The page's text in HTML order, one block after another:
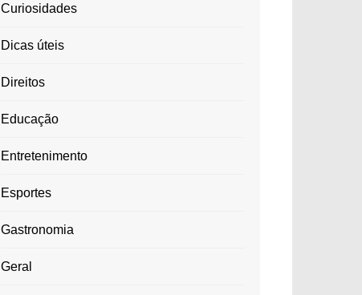
Curiosidades
Dicas úteis
Direitos
Educação
Entretenimento
Esportes
Gastronomia
Geral